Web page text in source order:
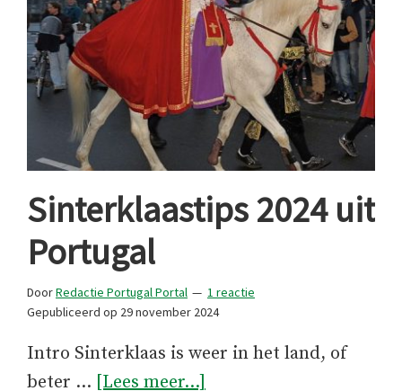
Sinterklaastips 2024 uit
Portugal
DoorRedactie Portugal Portal
1 reactie
Gepubliceerd op 29 november 2024
Intro Sinterklaas is weer in het land, of
beter … [Lees meer...]